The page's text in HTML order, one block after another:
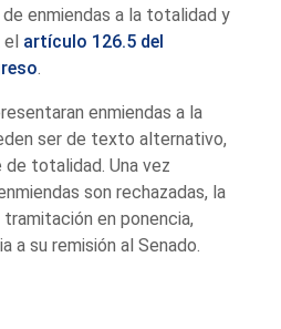
enmiendas a la totalidad y
el artículo 126.5 del
enmiendas a la
ser de texto alternativo,
totalidad. Una vez
son rechazadas, la
en ponencia,
a su remisión al Senado.